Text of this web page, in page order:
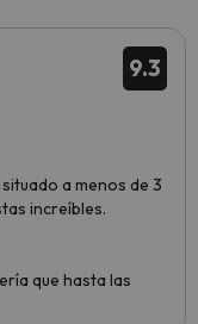
9.3
a menos de 3
increíbles.
que hasta las